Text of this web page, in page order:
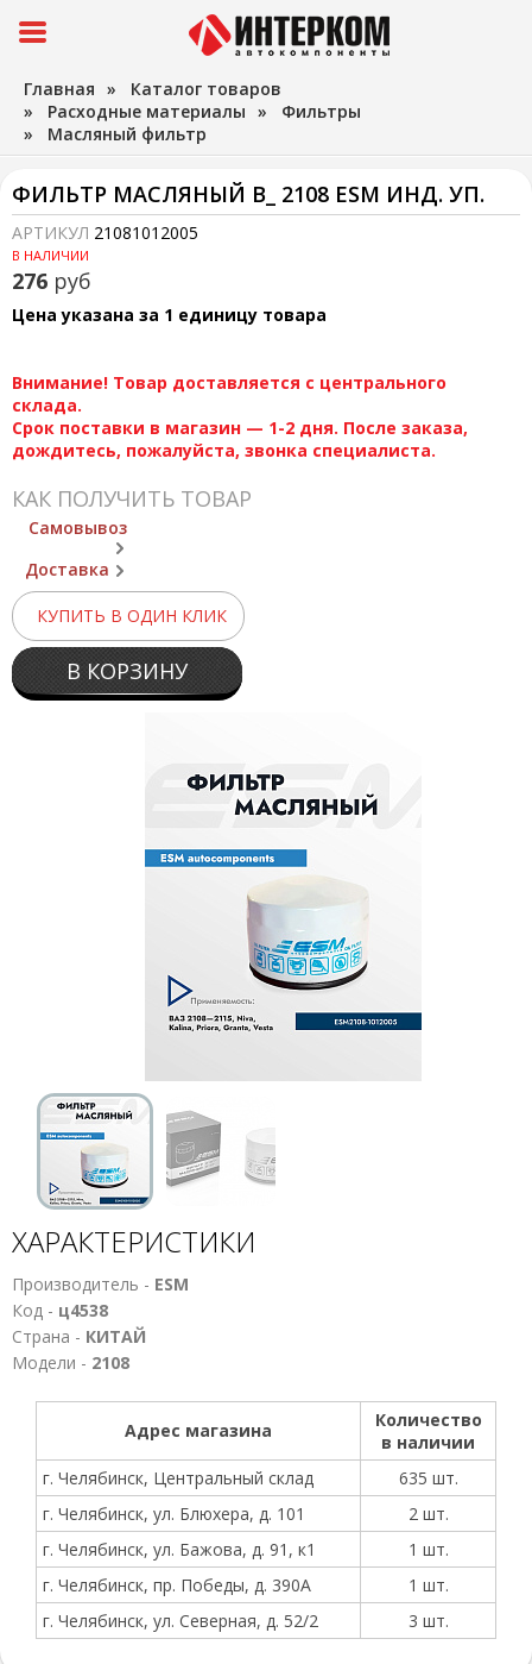
Главная » Каталог товаров
» Расходные материалы » Фильтры
» Масляный фильтр
ФИЛЬТР МАСЛЯНЫЙ В_ 2108 ESM ИНД. УП.
АРТИКУЛ 21081012005
В НАЛИЧИИ
276 руб
Цена указана за 1 единицу товара
Внимание! Товар доставляется с центрального
склада.
Срок поставки в магазин — 1-2 дня. После заказа,
дождитесь, пожалуйста, звонка специалиста.
КАК ПОЛУЧИТЬ ТОВАР
Самовывоз
Доставка
КУПИТЬ В ОДИН КЛИК
В КОРЗИНУ
ХАРАКТЕРИСТИКИ
Производитель - ESM
Код - ц4538
Страна - КИТАЙ
Модели - 2108
Адрес магазина
Количество
в наличии
г. Челябинск, Центральный склад
635 шт.
г. Челябинск, ул. Блюхера, д. 101
2 шт.
г. Челябинск, ул. Бажова, д. 91, к1
1 шт.
г. Челябинск, пр. Победы, д. 390А
1 шт.
г. Челябинск, ул. Северная, д. 52/2
3 шт.